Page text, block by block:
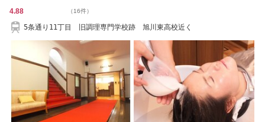
4.88 （16件）
5条通り11丁目 旧調理専門学校跡 旭川東高校近く